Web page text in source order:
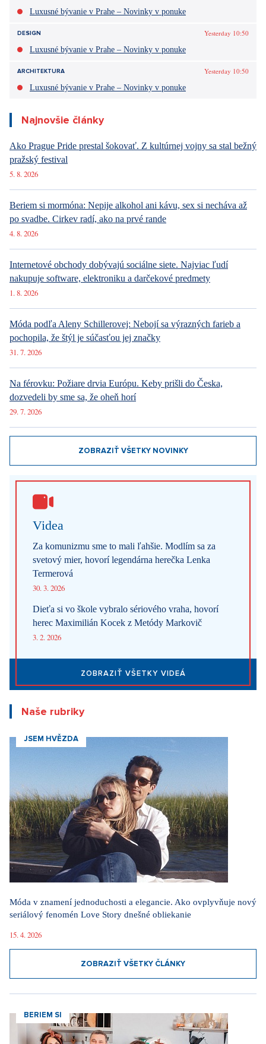
Luxusné bývanie v Prahe – Novinky v ponuke
DESIGN
Yesterday 10:50
Luxusné bývanie v Prahe – Novinky v ponuke
ARCHITEKTURA
Yesterday 10:50
Luxusné bývanie v Prahe – Novinky v ponuke
Najnovšie články
Ako Prague Pride prestal šokovať. Z kultúrnej vojny sa stal bežný
pražský festival
5. 8. 2026
Beriem si mormóna: Nepije alkohol ani kávu, sex si necháva až
po svadbe. Cirkev radí, ako na prvé rande
4. 8. 2026
Internetové obchody dobývajú sociálne siete. Najviac ľudí
nakupuje software, elektroniku a darčekové predmety
1. 8. 2026
Móda podľa Aleny Schillerovej: Nebojí sa výrazných farieb a
pochopila, že štýl je súčasťou jej značky
31. 7. 2026
Na férovku: Požiare drvia Európu. Keby prišli do Česka,
dozvedeli by sme sa, že oheň horí
29. 7. 2026
ZOBRAZIŤ VŠETKY NOVINKY
Videa
Za komunizmu sme to mali ľahšie. Modlím sa za
svetový mier, hovorí legendárna herečka Lenka
Termerová
30. 3. 2026
Dieťa si vo škole vybralo sériového vraha, hovorí
herec Maximilián Kocek z Metódy Markovič
3. 2. 2026
ZOBRAZIŤ VŠETKY VIDEÁ
Naše rubriky
JSEM HVĚZDA
Móda v znamení jednoduchosti a elegancie. Ako ovplyvňuje nový
seriálový fenomén Love Story dnešné obliekanie
15. 4. 2026
ZOBRAZIŤ VŠETKY ČLÁNKY
BERIEM SI